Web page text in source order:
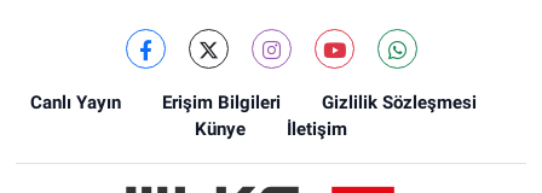
Canlı Yayın Erişim Bilgileri
Gizlilik Sözleşmesi
Künye
İletişim